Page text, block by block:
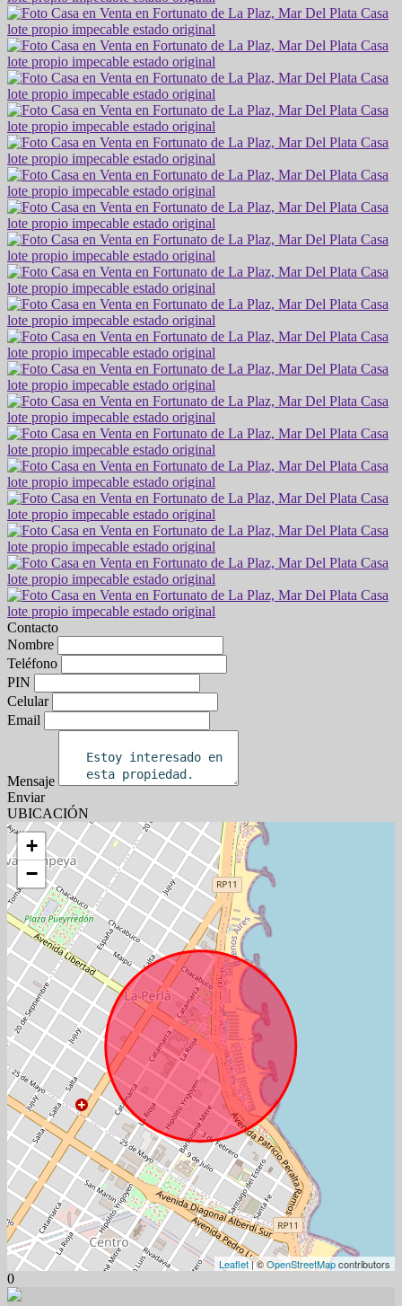
Contacto
Nombre
Teléfono
PIN
Celular
Email
Mensaje
Enviar
UBICACIÓN
+
−
Leaflet| ©OpenStreetMapcontributors
0